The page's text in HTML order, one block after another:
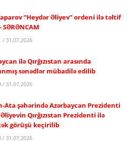
“Heydər Əliyev” ordeni ilə təltif
SƏRƏNCAM
/ 31.07.2026
ilə Qırğızıstan arasında
sənədlər mübadilə edilib
/ 31.07.2026
Ata şəhərində Azərbaycan Prezidenti
Qırğızıstan Prezidenti ilə
görüşü keçirilib
/ 31.07.2026